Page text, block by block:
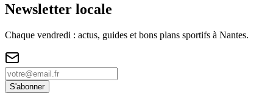
Newsletter locale
Chaque vendredi : actus, guides et bons plans sportifs à Nantes.
S'abonner